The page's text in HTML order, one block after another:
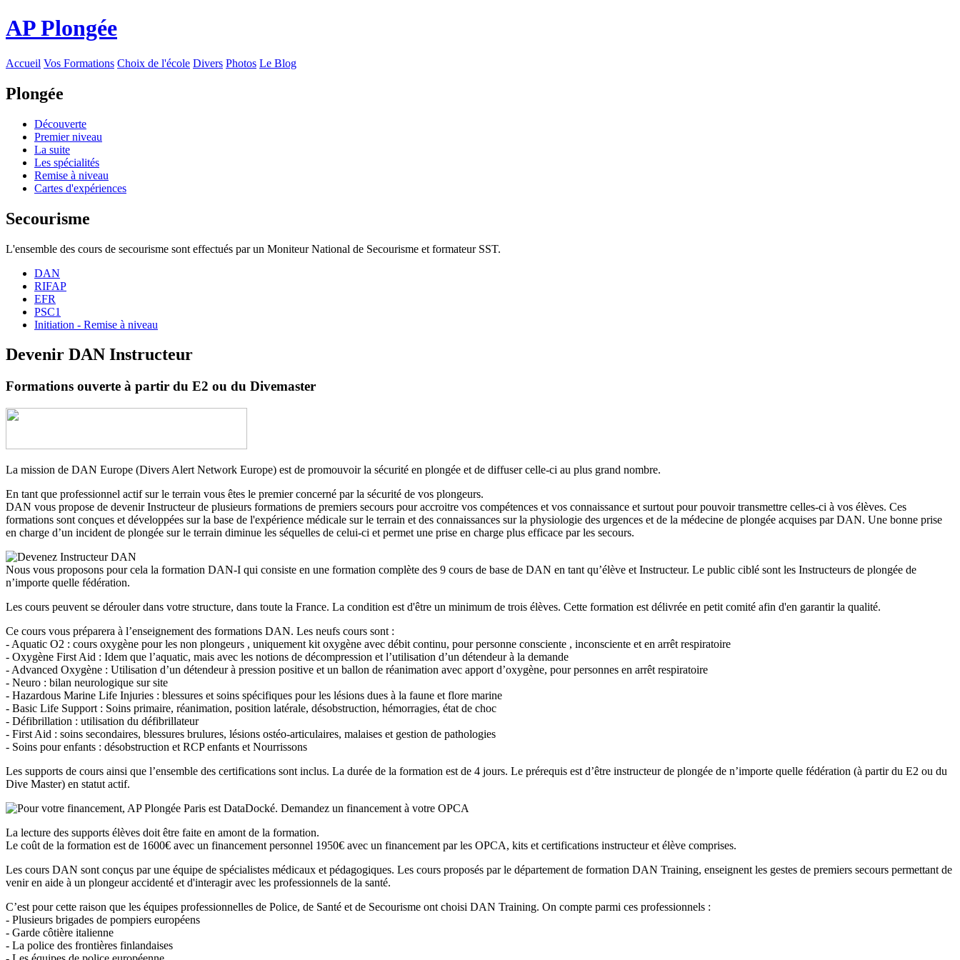
AP Plongée
Accueil Vos Formations Choix de l'école Divers Photos Le Blog
Plongée
Découverte
Premier niveau
La suite
Les spécialités
Remise à niveau
Cartes d'expériences
Secourisme
L'ensemble des cours de secourisme sont effectués par un Moniteur National de Secourisme et formateur SST.
DAN
RIFAP
EFR
PSC1
Initiation - Remise à niveau
Devenir DAN Instructeur
Formations ouverte à partir du E2 ou du Divemaster
La mission de DAN Europe (Divers Alert Network Europe) est de promouvoir la sécurité en plongée et de diffuser celle-ci au plus grand nombre.
En tant que professionnel actif sur le terrain vous êtes le premier concerné par la sécurité de vos plongeurs.
DAN vous propose de devenir Instructeur de plusieurs formations de premiers secours pour accroitre vos compétences et vos connaissance et surtout pour pouvoir transmettre celles-ci à vos élèves. Ces
formations sont conçues et développées sur la base de l'expérience médicale sur le terrain et des connaissances sur la physiologie des urgences et de la médecine de plongée acquises par DAN. Une bonne prise
en charge d’un incident de plongée sur le terrain diminue les séquelles de celui-ci et permet une prise en charge plus efficace par les secours.
Nous vous proposons pour cela la formation DAN-I qui consiste en une formation complète des 9 cours de base de DAN en tant qu’élève et Instructeur. Le public ciblé sont les Instructeurs de plongée de
n’importe quelle fédération.
Les cours peuvent se dérouler dans votre structure, dans toute la France. La condition est d'être un minimum de trois élèves. Cette formation est délivrée en petit comité afin d'en garantir la qualité.
Ce cours vous préparera à l’enseignement des formations DAN. Les neufs cours sont :
- Aquatic O2 : cours oxygène pour les non plongeurs , uniquement kit oxygène avec débit continu, pour personne consciente , inconsciente et en arrêt respiratoire
- Oxygène First Aid : Idem que l’aquatic, mais avec les notions de décompression et l’utilisation d’un détendeur à la demande
- Advanced Oxygène : Utilisation d’un détendeur à pression positive et un ballon de réanimation avec apport d’oxygène, pour personnes en arrêt respiratoire
- Neuro : bilan neurologique sur site
- Hazardous Marine Life Injuries : blessures et soins spécifiques pour les lésions dues à la faune et flore marine
- Basic Life Support : Soins primaire, réanimation, position latérale, désobstruction, hémorragies, état de choc
- Défibrillation : utilisation du défibrillateur
- First Aid : soins secondaires, blessures brulures, lésions ostéo-articulaires, malaises et gestion de pathologies
- Soins pour enfants : désobstruction et RCP enfants et Nourrissons
Les supports de cours ainsi que l’ensemble des certifications sont inclus. La durée de la formation est de 4 jours. Le prérequis est d’être instructeur de plongée de n’importe quelle fédération (à partir du E2 ou du
Dive Master) en statut actif.
La lecture des supports élèves doit être faite en amont de la formation.
Le coût de la formation est de 1600€ avec un financement personnel 1950€ avec un financement par les OPCA, kits et certifications instructeur et élève comprises.
Les cours DAN sont conçus par une équipe de spécialistes médicaux et pédagogiques. Les cours proposés par le département de formation DAN Training, enseignent les gestes de premiers secours permettant de
venir en aide à un plongeur accidenté et d'interagir avec les professionnels de la santé.
C’est pour cette raison que les équipes professionnelles de Police, de Santé et de Secourisme ont choisi DAN Training. On compte parmi ces professionnels :
- Plusieurs brigades de pompiers européens
- Garde côtière italienne
- La police des frontières finlandaises